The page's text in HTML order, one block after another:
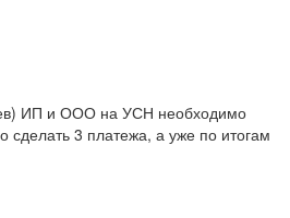
ИП и ООО на УСН необходимо
сделать 3 платежа, а уже по итогам